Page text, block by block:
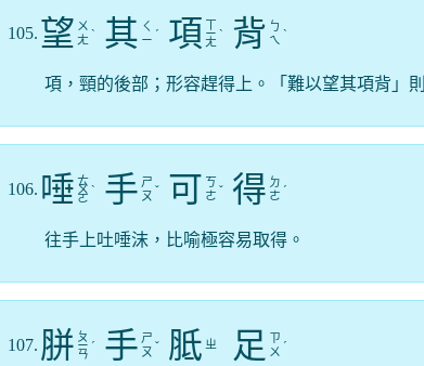
105. 望 ㄨ
ㄤ ˋ 其 ㄑ
ㄧ ˊ 項 ㄒ
ㄧ
ㄤ
ˋ 背 ㄅ
ㄟ ˋ
項，頸的後部；形容趕得上。「難以望其項背」
106. 唾 ㄊ
ㄨ
ㄛ
ˋ 手 ㄕ
ㄡ ˇ 可 ㄎ
ㄜ ˇ 得 ㄉ
ㄜ ˊ
往手上吐唾沫，比喻極容易取得。
107. 胼 ㄆ
ㄧ
ㄢ
ˊ 手 ㄕ
ㄡ ˇ 胝 ㄓ 足 ㄗ
ㄨ ˊ